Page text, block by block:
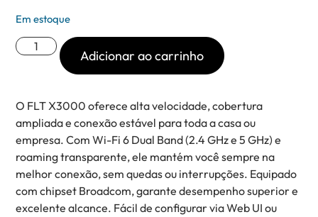
O FLT X3000 oferece alta velocidade, cobertura
ampliada e conexão estável para toda a casa ou
empresa. Com Wi-Fi 6 Dual Band (2.4 GHz e 5 GHz) e
roaming transparente, ele mantém você sempre na
melhor conexão, sem quedas ou interrupções. Equipado
com chipset Broadcom, garante desempenho superior e
excelente alcance. Fácil de configurar via Web UI ou
Em estoque
Adicionar ao carrinho